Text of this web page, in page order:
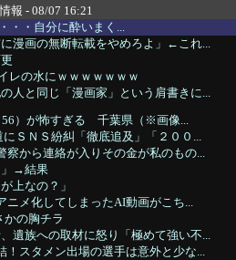
報 - 08/07 16:21
・・自分に酔いまく...
漫画の無断転載をやめろよ」←これ...
レの水にｗｗｗｗｗｗｗ
人と同じ「漫画家」という肩書きに...
56）が怖すぎる 千葉県（※画像...
ＳＮＳ紛糾「徹底追及」「２００...
から連絡が入りその金が私のもの...
」→結果
上なの？」
ニメ化してしまったAI動画がこち...
かの胸チラ
遺族への取材に怒り「極めて強い不...
！スタメン出場の選手は意外と少な...